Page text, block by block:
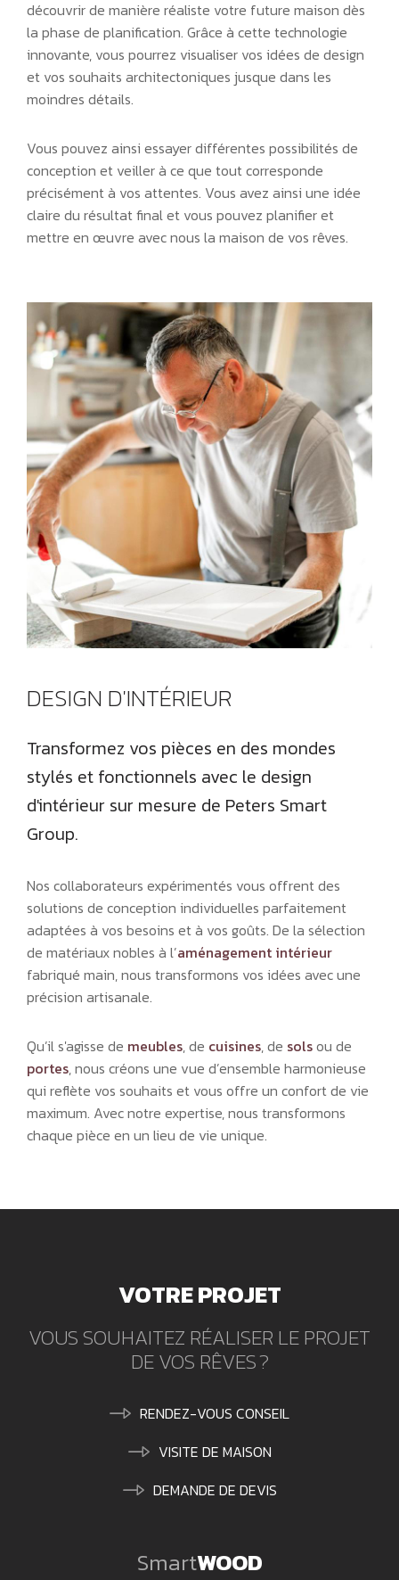
découvrir de manière réaliste votre future maison dès
la phase de planification. Grâce à cette technologie
innovante, vous pourrez visualiser vos idées de design
et vos souhaits architectoniques jusque dans les
moindres détails.
Vous pouvez ainsi essayer différentes possibilités de
conception et veiller à ce que tout corresponde
précisément à vos attentes. Vous avez ainsi une idée
claire du résultat final et vous pouvez planifier et
mettre en œuvre avec nous la maison de vos rêves.
DESIGN D'INTÉRIEUR
Transformez vos pièces en des mondes
stylés et fonctionnels avec le design
d'intérieur sur mesure de Peters Smart
Group.
Nos collaborateurs expérimentés vous offrent des
solutions de conception individuelles parfaitement
adaptées à vos besoins et à vos goûts. De la sélection
de matériaux nobles à l’aménagement intérieur
fabriqué main, nous transformons vos idées avec une
précision artisanale.
Qu’il s'agisse de meubles, de cuisines, de solsou de
portes,nous créons une vue d’ensemble harmonieuse
qui reflète vos souhaits et vous offre un confort de vie
maximum. Avec notre expertise, nous transformons
chaque pièce en un lieu de vie unique.
VOTRE PROJET
VOUS SOUHAITEZ RÉALISER LE PROJET
DE VOS RÊVES ?
RENDEZ-VOUS CONSEIL
VISITE DE MAISON
DEMANDE DE DEVIS
SmartWOOD